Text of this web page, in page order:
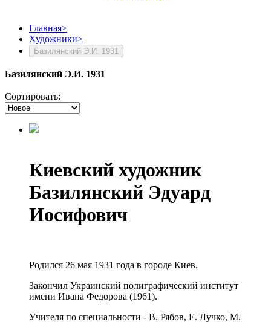
Главная>
Художники>
Базилянский Э.И. 1931
Базилянский Э.И. 1931
Сортировать:
Киевский художник
Базилянский Эдуард
Иосифович
Родился 26 мая 1931 года в городе Киев.
Закончил Украинский полиграфический институт
имени Ивана Федорова (1961).
Учителя по специальности - В. Рябов, Е. Лучко, М.